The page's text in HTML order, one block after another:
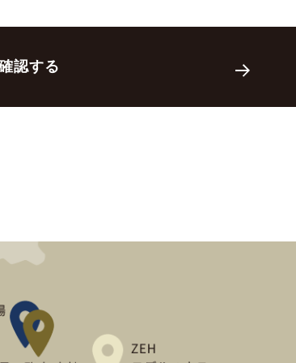
ドレス，銀行口座番号，クレジットカード番号，運転免
ます。）などから収集することがあります。
に，氏名，住所，連絡先，支払方法などの登録情報，利
ーに商品を送付したり必要に応じて連絡したりするため
番号，クレジットカード番号，運転免許証番号，配達証